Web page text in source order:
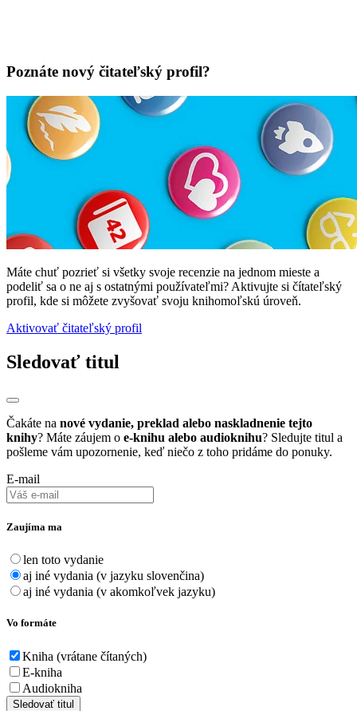
Poznáte nový čitateľský profil?
Máte chuť pozrieť si všetky svoje recenzie na jednom mieste a
podeliť sa o ne aj s ostatnými používateľmi? Aktivujte si čítateľský
profil, kde si môžete zvyšovať svoju knihomoľskú úroveň.
Aktivovať čitateľský profil
Sledovať titul
Čakáte na nové vydanie, preklad alebo naskladnenie tejto
knihy? Máte záujem o e-knihu alebo audioknihu? Sledujte titul a
pošleme vám upozornenie, keď niečo z toho pridáme do ponuky.
E-mail
Zaujíma ma
len toto vydanie
aj iné vydania (v jazyku slovenčina)
aj iné vydania (v akomkoľvek jazyku)
Vo formáte
Kniha (vrátane čítaných)
E-kniha
Audiokniha
Sledovať titul